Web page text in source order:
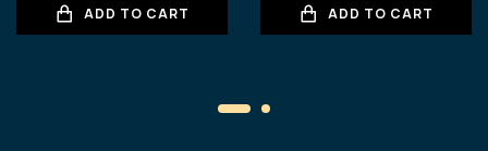
ADD TO CART ADD TO CART